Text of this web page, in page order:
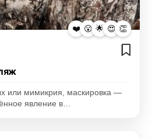
❤️ 😮 🌟 😍 👏
или мимикрия, маскировка —
явление в…